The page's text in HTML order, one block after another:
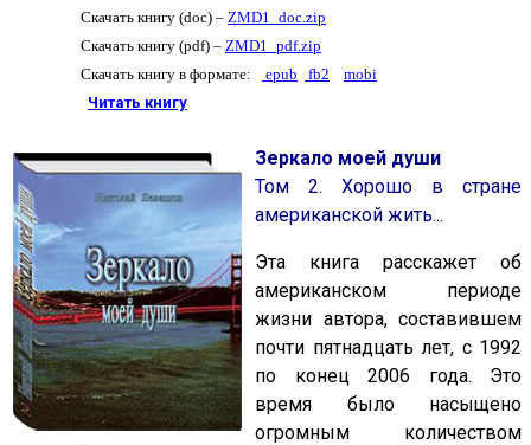
Скачать книгу (doc) – ZMD1_doc.zip
Скачать книгу (pdf) – ZMD1_pdf.zip
Скачать книгу в формате:
epub fb2
mobi
Читать книгу
Зеркало моей души
Том 2. Хорошо в стране
американской жить...
Эта книга расскажет об
американском периоде
жизни автора, составившем
почти пятнадцать лет, с 1992
по конец 2006 года. Это
время было насыщено
огромным количеством